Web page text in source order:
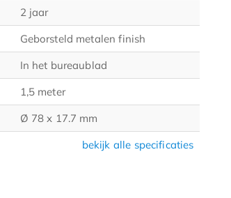
2 jaar
Geborsteld metalen finish
In het bureaublad
1,5 meter
Ø 78 x 17.7 mm
bekijk alle specificaties